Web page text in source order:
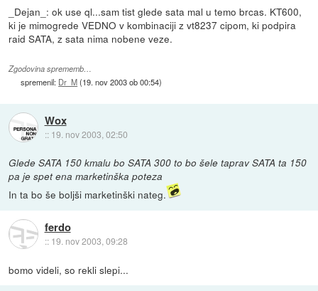
_Dejan_: ok use ql...sam tist glede sata mal u temo brcas. KT600,
ki je mimogrede VEDNO v kombinaciji z vt8237 cipom, ki podpira
raid SATA, z sata nima nobene veze.
Zgodovina sprememb…
spremenil: Dr_M(19. nov 2003 ob 00:54)
Wox
:: 19. nov 2003, 02:50
Glede SATA 150 kmalu bo SATA 300 to bo šele taprav SATA ta 150
pa je spet ena marketinška poteza
In ta bo še boljši marketinški nateg.
ferdo
:: 19. nov 2003, 09:28
bomo videli, so rekli slepi...